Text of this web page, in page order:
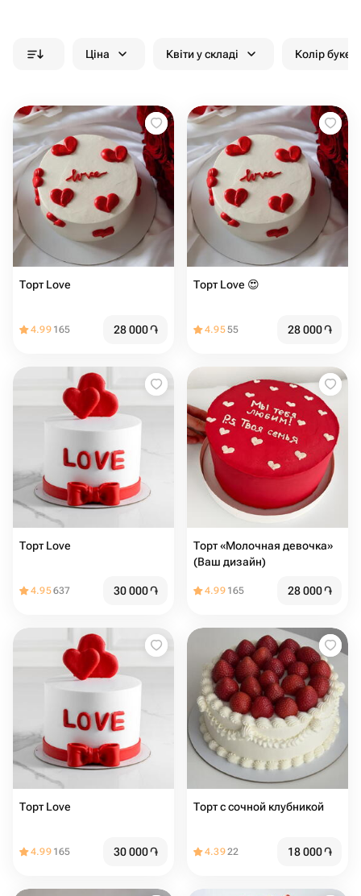
Ціна Квіти у складі Колір
Торт Love
4.99 165 28 000֏
Торт Love 😍
4.9555 28 000֏
Торт Love ️️
4.95637 30 000֏
Торт «Молочная девочка»
(Ваш дизайн)
4.99 165 28 000֏
Торт Love ️
4.99 165 30 000֏
Торт с сочной клубникой
4.3922 18 000֏